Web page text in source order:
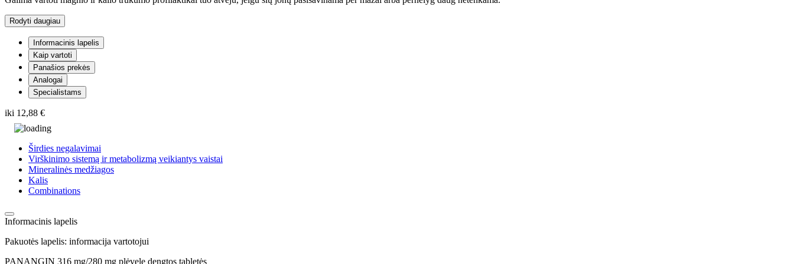
Rodyti daugiau
Informacinis lapelis
Kaip vartoti
Panašios prekės
Analogai
Specialistams
iki 12,88 €
Širdies negalavimai
Virškinimo sistemą ir metabolizmą veikiantys vaistai
Mineralinės medžiagos
Kalis
Combinations
Informacinis lapelis
Pakuotės lapelis: informacija vartotojui
PANANGIN 316 mg/280 mg plėvele dengtos tabletės